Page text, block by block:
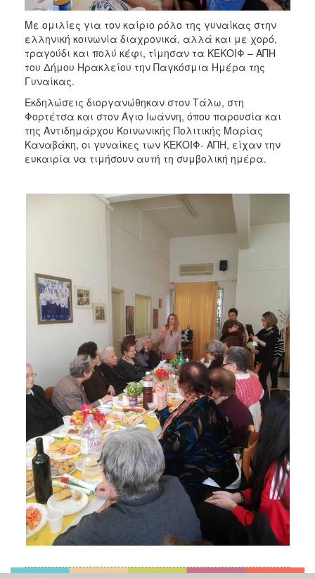
ΠΟΛΙΤΙΣΜΟΣ
ΑΝΘΕΚΤΙΚΗ
ΠΟΛΗ
Με ομιλίες για τον καίριο ρόλο της γυναίκας στην
ελληνική κοινωνία διαχρονικά, αλλά και με χορό,
τραγούδι και πολύ κέφι, τίμησαν τα ΚΕΚΟΙΦ – ΑΠΗ
του Δήμου Ηρακλείου την Παγκόσμια Ημέρα της
Γυναίκας.
Εκδηλώσεις διοργανώθηκαν στον Τάλω, στη
Φορτέτσα και στον Άγιο Ιωάννη, όπου παρουσία και
της Αντιδημάρχου Κοινωνικής Πολιτικής Μαρίας
Καναβάκη, οι γυναίκες των ΚΕΚΟΙΦ- ΑΠΗ, είχαν την
ευκαιρία να τιμήσουν αυτή τη συμβολική ημέρα.